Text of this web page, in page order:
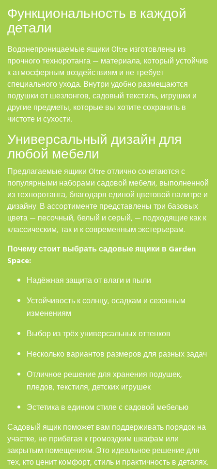
Функциональность в каждой
детали
Водонепроницаемые ящики Oltre изготовлены из
прочного техноротанга — материала, который устойчив
к атмосферным воздействиям и не требует
специального ухода. Внутри удобно размещаются
подушки от шезлонгов, садовый текстиль, игрушки и
другие предметы, которые вы хотите сохранить в
чистоте и сухости.
Универсальный дизайн для
любой мебели
Предлагаемые ящики Oltre отлично сочетаются с
популярными наборами садовой мебели, выполненной
из техноротанга, благодаря единой цветовой палитре и
дизайну. В ассортименте представлены три базовых
цвета — песочный, белый и серый, — подходящие как к
классическим, так и к современным экстерьерам.
Почему стоит выбрать садовые ящики в Garden
Space:
Надёжная защита от влаги и пыли
Устойчивость к солнцу, осадкам и сезонным
изменениям
Выбор из трёх универсальных оттенков
Несколько вариантов размеров для разных задач
Отличное решение для хранения подушек,
пледов, текстиля, детских игрушек
Эстетика в едином стиле с садовой мебелью
Садовый ящик поможет вам поддерживать порядок на
участке, не прибегая к громоздким шкафам или
закрытым помещениям. Это идеальное решение для
тех, кто ценит комфорт, стиль и практичность в деталях.